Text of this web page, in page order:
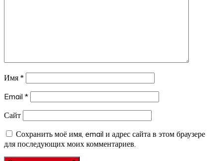
Имя *
Email *
Сайт
Сохранить моё имя, email и адрес сайта в этом браузере
для последующих моих комментариев.